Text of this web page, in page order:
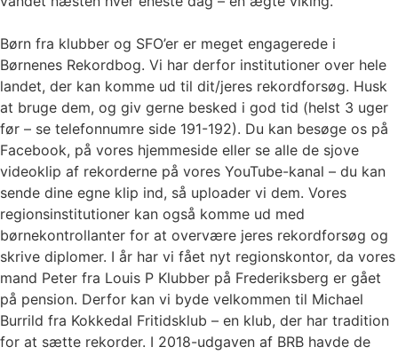
Børn fra klubber og SFO’er er meget engagerede i
Børnenes Rekordbog. Vi har derfor institutioner over hele
landet, der kan komme ud til dit/jeres rekordforsøg. Husk
at bruge dem, og giv gerne besked i god tid (helst 3 uger
før – se telefonnumre side 191-192). Du kan besøge os på
Facebook, på vores hjemmeside eller se alle de sjove
videoklip af rekorderne på vores YouTube-kanal – du kan
sende dine egne klip ind, så uploader vi dem. Vores
regionsinstitutioner kan også komme ud med
børnekontrollanter for at overvære jeres rekordforsøg og
skrive diplomer. I år har vi fået nyt regionskontor, da vores
mand Peter fra Louis P Klubber på Frederiksberg er gået
på pension. Derfor kan vi byde velkommen til Michael
Burrild fra Kokkedal Fritidsklub – en klub, der har tradition
for at sætte rekorder. I 2018-udgaven af BRB havde de